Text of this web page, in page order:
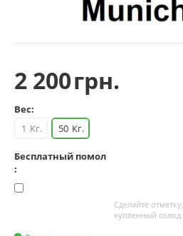
2 200грн.
Вес:
1 Кг. 50 Кг.
Бесплатный помол
:
Сделайте
купленный